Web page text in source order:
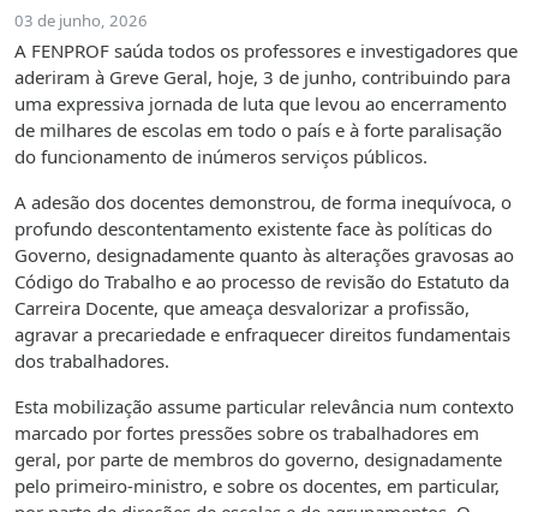
03 de junho, 2026
A FENPROF saúda todos os professores e investigadores que
aderiram à Greve Geral, hoje, 3 de junho, contribuindo para
uma expressiva jornada de luta que levou ao encerramento
de milhares de escolas em todo o país e à forte paralisação
do funcionamento de inúmeros serviços públicos.
A adesão dos docentes demonstrou, de forma inequívoca, o
profundo descontentamento existente face às políticas do
Governo, designadamente quanto às alterações gravosas ao
Código do Trabalho e ao processo de revisão do Estatuto da
Carreira Docente, que ameaça desvalorizar a profissão,
agravar a precariedade e enfraquecer direitos fundamentais
dos trabalhadores.
Esta mobilização assume particular relevância num contexto
marcado por fortes pressões sobre os trabalhadores em
geral, por parte de membros do governo, designadamente
pelo primeiro-ministro, e sobre os docentes, em particular,